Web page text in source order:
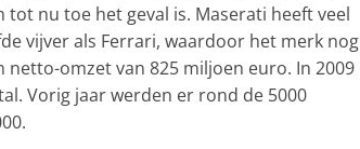
nu toe het geval is. Maserati heeft veel
vijver als Ferrari, waardoor het merk nog
omzet van 825 miljoen euro. In 2009
Vorig jaar werden er rond de 5000